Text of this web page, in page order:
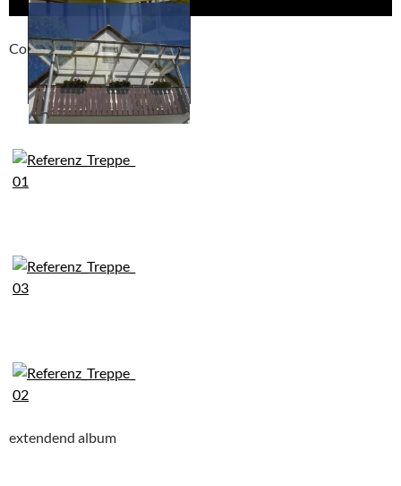
Compackt album
extendend album